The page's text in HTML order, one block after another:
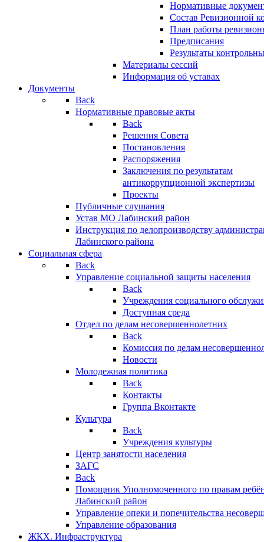
Нормативные
Состав Ревизионной
План работы
Предписания
Результаты
Материалы сессий
Информация об уставах
Документы
Back
Нормативные правовые акты
Back
Решения Совета
Постановления
Распоряжения
Заключения по результатам
антикоррупционной экспертизы
Проекты
Публичные слушания
Устав МО Лабинский район
Инструкция по делопроизводству
Лабинского района
Социальная сфера
Back
Управление социальной защиты населения
Back
Учреждения социального
Доступная среда
Отдел по делам несовершеннолетних
Back
Комиссия по делам
Новости
Молодежная политика
Back
Контакты
Группа Вконтакте
Культура
Back
Учреждения культуры
Центр занятости населения
ЗАГС
Back
Помощник Уполномоченного по правам
Лабинский район
Управление опеки и попечительства
Управление образования
ЖКХ. Инфраструктура